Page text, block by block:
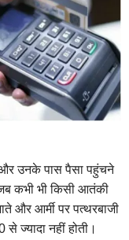
उनके पास पैसा पहुंचने
कभी भी किसी आतंकी
और आर्मी पर पत्थरबाजी
ज्यादा नहीं होती।